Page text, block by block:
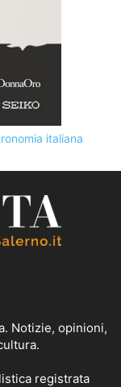
Notizie, opinioni,
registrata